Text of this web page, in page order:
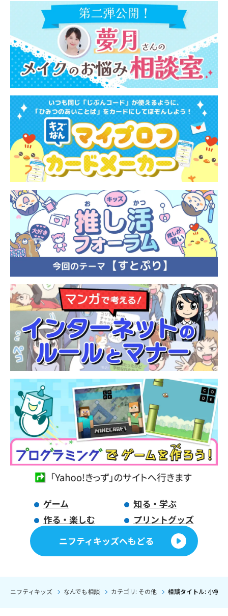
ゲーム
知る・学ぶ
作る・楽しむ
プリントグッズ
ニフティキッズへもどる
ニフティキッズ なんでも相談 カテゴリ: その他 相談タイトル: 小学